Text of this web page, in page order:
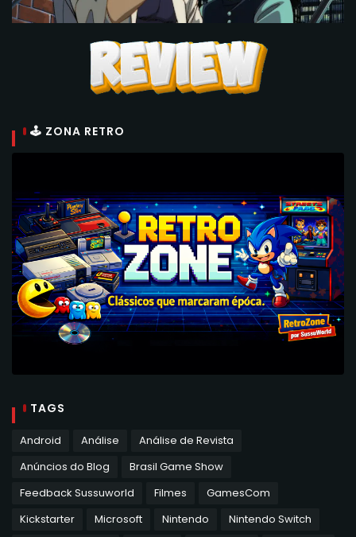
🕹 ZONA RETRO
TAGS
Android Análise
Análise de Revista
Anúncios do Blog
Brasil Game Show
Feedback Sussuworld
Filmes
GamesCom
Kickstarter
Microsoft Nintendo
Nintendo Switch